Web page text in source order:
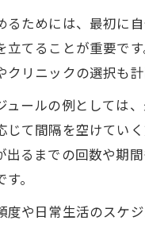
脱毛術
の期間設定
間隔の一覧表
ット
ント
見極め方
るためには、最初に
立てることが重要で
リニックの選択も
ュールの例としては
じて間隔を空けてい
出るまでの回数や期
。
度や日常生活のスケ